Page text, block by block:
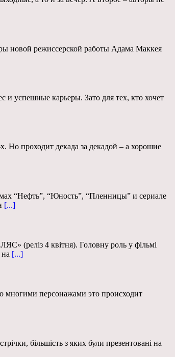
новой режиссерской работы Адама Маккея
и успешные карьеры. Зато для тех, кто хочет
проходит декада за декадой – а хорошие
“Нефть”, “Юность”, “Пленницы” и сериале
[...]
(реліз 4 квітня). Головну роль у фільмі
[...]
многими персонажами это происходит
більшість з яких були презентовані на